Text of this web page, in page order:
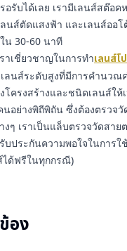
อรับได้เลย เรามีเลนส์สต๊อ
นส์ตัดแสงฟ้า และเลนส์ออโ
น 30-60 นาที
าเชี่ยวชาญในการทำเลนส์โ
เลนส์ระดับสูงที่มีการคำนวณ
โครงสร้างและชนิดเลนส์ให้
อย่างพิถีพิถัน ซึ่งต้องตรวจวั
ๆ เราเป็นแล็บตรวจวัดสาย
บประกันความพอใจในการใ
ได้ฟรีในทุกกรณี)
อง